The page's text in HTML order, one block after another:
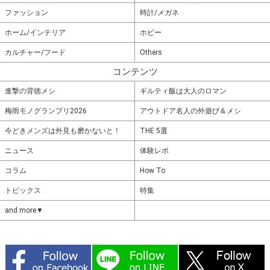
ファッション 時計/メガネ
ホーム/インテリア ホビー
カルチャー/フード Others
コンテンツ
進撃の背徳メシ ギルティ飯は大人のロマン
梅雨モノグランプリ2026 アウトドア名人の外遊び＆メシ
今どきメンズは外見も磨かないと！ THE 5選
ニュース 体験レポ
コラム How To
トピックス 特集
and more▼